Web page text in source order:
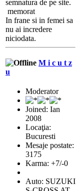
semnatura de pe site.
memorat
In frane si in femei sa
nu ai incredere
niciodata.
M i c u t z
u
Moderator
Joined: Ian
2008
Locaţia:
Bucuresti
Mesaje postate:
3175
Karma: +7/-0
Auto: SUZUKI